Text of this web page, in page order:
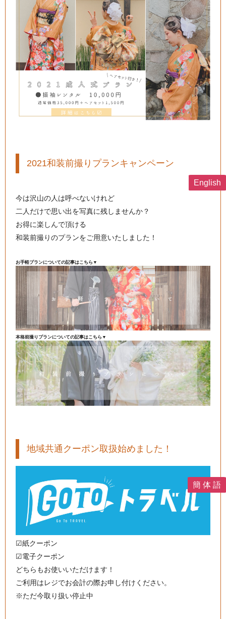
2021和装前撮りプランキャンペーン
今は沢山の人は呼べないけれど
二人だけで思い出を写真に残しませんか？
お得に楽しんで頂ける
和装前撮りのプランをご用意いたしました！
お手軽プランについての記事はこちら▼
本格前撮りプランについての記事はこちら▼
地域共通クーポン取扱始めました！
☑︎紙クーポン
☑︎電子クーポン
どちらもお使いいただけます！
ご利用はレジでお会計の際お申し付けください。
※ただ今取り扱い停止中
English
簡 体 語